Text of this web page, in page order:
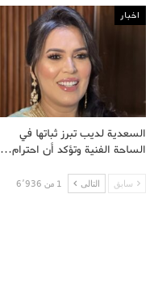
اخبار
السعدية لديب تبرز ثباتها في
الساحة الفنية وتؤكد أن احترام…
سابق التالى 1 من 6٬936